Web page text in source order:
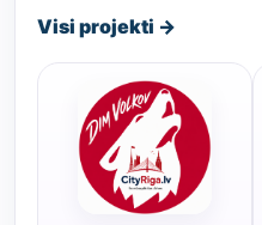
Visi projekti →